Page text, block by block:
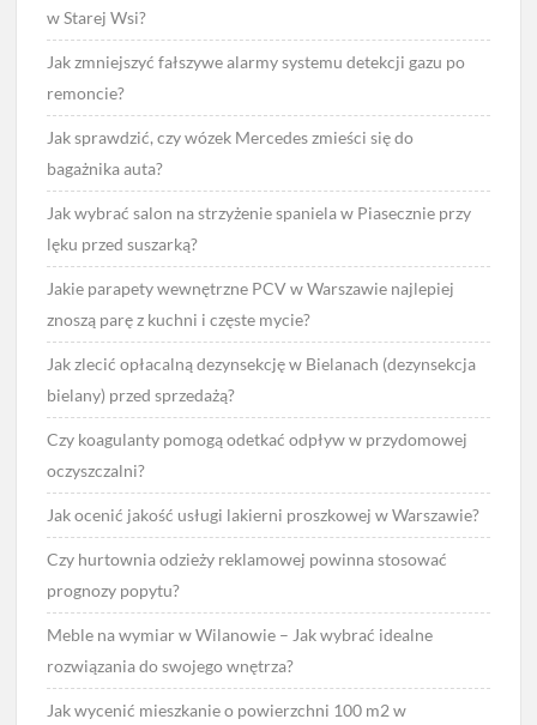
w Starej Wsi?
Jak zmniejszyć fałszywe alarmy systemu detekcji gazu po
remoncie?
Jak sprawdzić, czy wózek Mercedes zmieści się do
bagażnika auta?
Jak wybrać salon na strzyżenie spaniela w Piasecznie przy
lęku przed suszarką?
Jakie parapety wewnętrzne PCV w Warszawie najlepiej
znoszą parę z kuchni i częste mycie?
Jak zlecić opłacalną dezynsekcję w Bielanach (dezynsekcja
bielany) przed sprzedażą?
Czy koagulanty pomogą odetkać odpływ w przydomowej
oczyszczalni?
Jak ocenić jakość usługi lakierni proszkowej w Warszawie?
Czy hurtownia odzieży reklamowej powinna stosować
prognozy popytu?
Meble na wymiar w Wilanowie – Jak wybrać idealne
rozwiązania do swojego wnętrza?
Jak wycenić mieszkanie o powierzchni 100 m2 w